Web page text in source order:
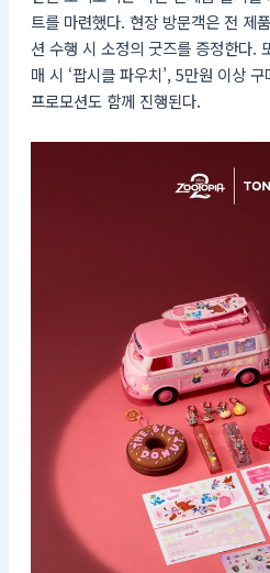
트를 마련했다. 현장 방문객은 전 제
션 수행 시 소정의 굿즈를 증정한다.
매 시 ‘팝시클 파우치’, 5만원 이상
프로모션도 함께 진행된다.